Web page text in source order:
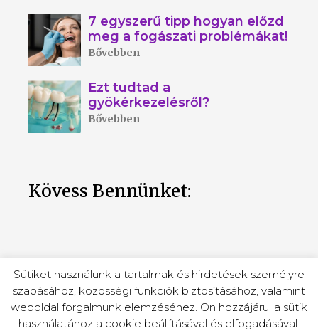
7 egyszerű tipp hogyan előzd
meg a fogászati problémákat!
Bővebben
Ezt tudtad a
gyökérkezelésről?
Bővebben
Kövess Bennünket:
Hdent © 2026 / Minden jog fenntartva! |
Sütiket használunk a tartalmak és hirdetések személyre
szabásához, közösségi funkciók biztosításához, valamint
weboldal forgalmunk elemzéséhez. Ön hozzájárul a sütik
használatához a cookie beállításával és elfogadásával.